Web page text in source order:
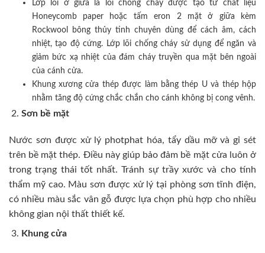
Lớp lõi ở giữa là lõi chống cháy được tạo từ chất liệu
Honeycomb paper hoặc tấm eron 2 mặt ở giữa kèm
Rockwool bông thủy tinh chuyên dùng để cách âm, cách
nhiệt, tạo độ cứng. Lớp lõi chống cháy sử dụng để ngăn và
giảm bức xạ nhiệt của đám cháy truyền qua mặt bên ngoài
của cánh cửa.
Khung xương cửa thép được làm bằng thép U và thép hộp
nhằm tăng độ cứng chắc chắn cho cánh không bị cong vênh.
Sơn bề mặt
Nước sơn được xử lý photphat hóa, tẩy dầu mỡ và gỉ sét
trên bề mặt thép. Điều này giúp bảo đảm bề mặt cửa luôn ở
trong trạng thái tốt nhất. Tránh sự trầy xước và cho tính
thẩm mỹ cao. Màu sơn được xử lý tại phòng sơn tĩnh điện,
có nhiều màu sắc vân gỗ được lựa chọn phù hợp cho nhiều
không gian nội thất thiết kế.
Khung cửa